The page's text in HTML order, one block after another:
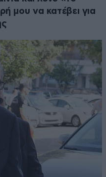
μου να κατέβει για